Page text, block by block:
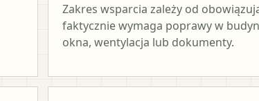
Zakres wsparcia zależy od
faktycznie wymaga poprawy w
okna, wentylacja lub dokumenty.